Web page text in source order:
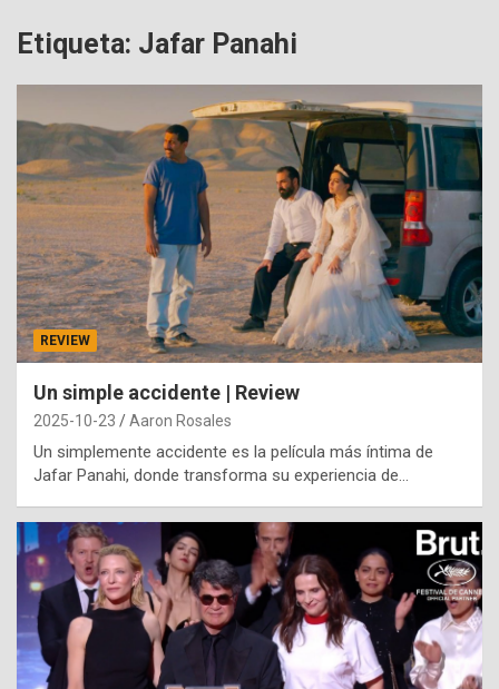
Etiqueta: Jafar Panahi
REVIEW
Un simple accidente | Review
2025-10-23 Aaron Rosales
Un simplemente accidente es la película más íntima de
Jafar Panahi, donde transforma su experiencia de…